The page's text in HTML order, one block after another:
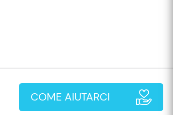
COME AIUTARCI